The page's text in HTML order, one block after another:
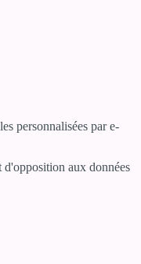
personnalisées par e-
d'opposition aux données